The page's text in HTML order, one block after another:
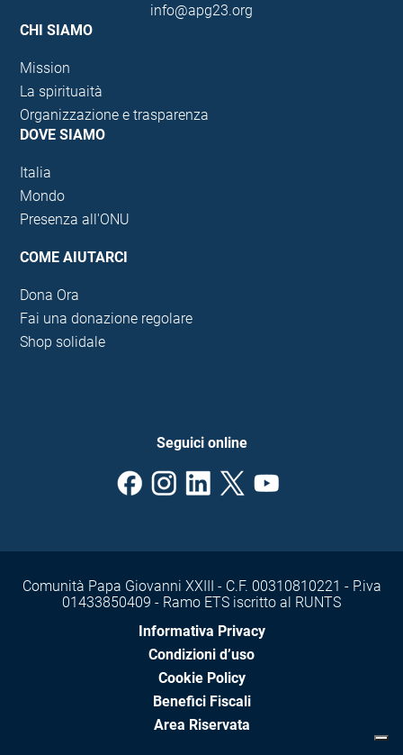
info@apg23.org
CHI SIAMO
Mission
La spirituaità
Organizzazione e trasparenza
DOVE SIAMO
Italia
Mondo
Presenza all'ONU
COME AIUTARCI
Dona Ora
Fai una donazione regolare
Shop solidale
Seguici online
Comunità Papa Giovanni XXIII - C.F. 00310810221 - P.iva
01433850409 - Ramo ETS iscritto al RUNTS
Informativa Privacy
Condizioni d’uso
Cookie Policy
Benefici Fiscali
Area Riservata